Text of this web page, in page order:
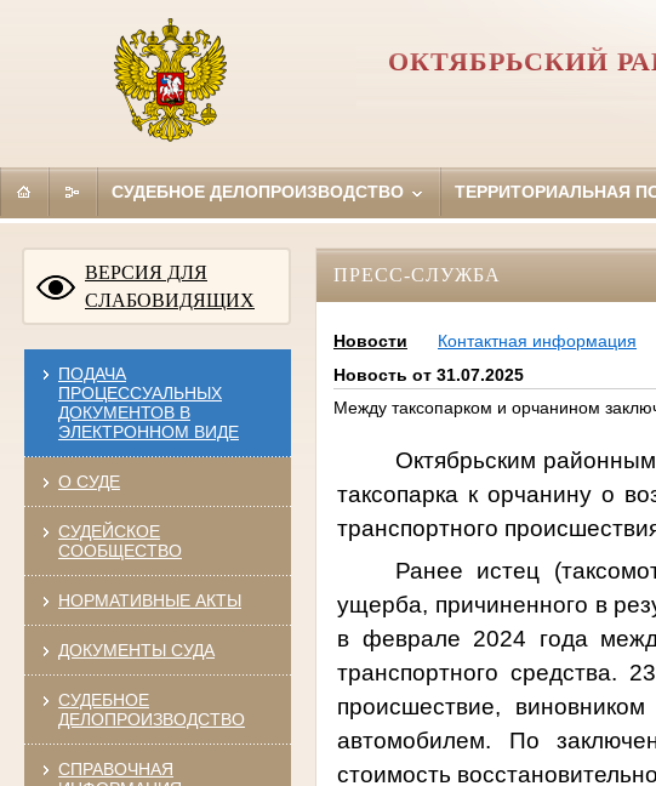
ОКТЯБРЬСКИЙ
СУДЕБНОЕ ДЕЛОПРОИЗВОДСТВО ТЕРРИТОРИАЛЬНАЯ
ВЕРСИЯ ДЛЯ
СЛАБОВИДЯЩИХ
ПОДАЧА
ПРОЦЕССУАЛЬНЫХ
ДОКУМЕНТОВ В
ЭЛЕКТРОННОМ ВИДЕ
О СУДЕ
СУДЕЙСКОЕ
СООБЩЕСТВО
НОРМАТИВНЫЕ АКТЫ
ДОКУМЕНТЫ СУДА
СУДЕБНОЕ
ДЕЛОПРОИЗВОДСТВО
СПРАВОЧНАЯ
ПРЕСС-СЛУЖБА
Новости
Контактная информация
Новость от 31.07.2025
Между таксопарком и орчанином
Октябрьским
таксопарка к орчанину о
транспортного
Ранее истец
ущерба, причиненного в
в феврале 2024 года
транспортного средства.
происшествие,
автомобилем. По
стоимость